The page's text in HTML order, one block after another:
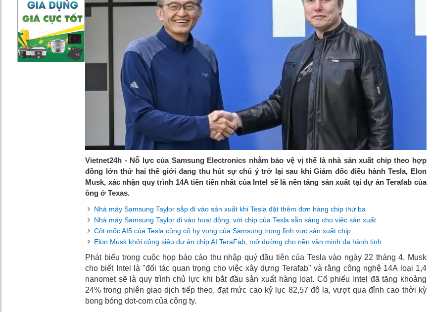
Vietnet24h - Nỗ lực của Samsung Electronics nhằm bảo vệ vị thế là nhà sản xuất chip theo hợp
đồng lớn thứ hai thế giới đang thu hút sự chú ý trở lại sau khi Giám đốc điều hành Tesla, Elon
Musk, xác nhận quy trình 14A tiên tiến nhất của Intel sẽ là nền tảng sản xuất tại dự án Terafab của
ông ở Texas.
Nhà máy Samsung Taylor sắp đi vào sản xuất khi Tesla đặt thêm đơn hàng chip thứ ba
Nhà máy Samsung Taylor đi vào hoạt động, với chip của Tesla sẵn sàng cho việc sản xuất
Cột mốc AI5 của Tesla củng cố hy vọng của Samsung trong lĩnh vực sản xuất chip
Elon Musk khởi công siêu dự án chip AI TeraFab, mở đường cho nền văn minh đa hành tinh
Phát biểu trong cuộc họp báo cáo thu nhập quý đầu tiên của Tesla vào ngày 22 tháng 4, Musk
cho biết Intel là "đối tác quan trọng cho việc xây dựng Terafab" và rằng công nghệ 14A loại 1,4
nanomet sẽ là quy trình chủ lực khi bắt đầu sản xuất hàng loạt. Cổ phiếu Intel đã tăng khoảng
24% trong phiên giao dịch tiếp theo, đạt mức cao kỷ lục 82,57 đô la, vượt qua đỉnh cao thời kỳ
bong bóng dot-com của công ty.